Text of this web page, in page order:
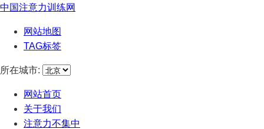
中国注意力训练网
网站地图
TAG标签
所在城市:
网站首页
关于我们
注意力不集中